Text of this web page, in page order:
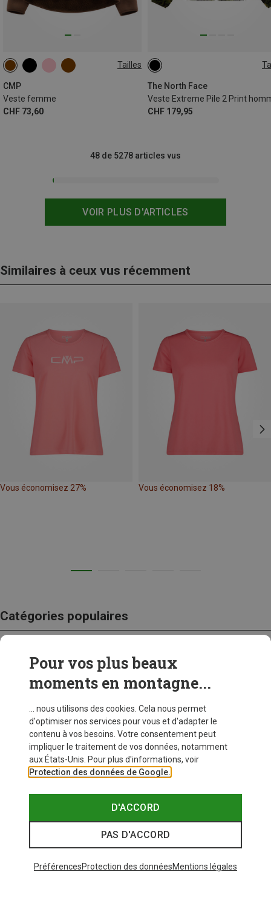
Tailles
CMP
Veste femme
CHF 73,60
XXS XS
XL
The North Face
Veste Extreme Pile 2 Print
CHF 179,95
S
VOIR PLUS D'ARTICLES
48 de 5278 articles vus
Similaires à ceux vus récemment
Vous économisez 27% Vous économisez 18%
Catégories populaires
CRAMPONS
Pour vos plus beaux
moments en montagne...
... nous utilisons des cookies. Cela nous permet
d'optimiser nos services pour vous et d'adapter le
contenu à vos besoins. Votre consentement peut
impliquer le traitement de vos données, notamment
aux États-Unis. Pour plus d'informations, voir
Protection des données de Google.
D'ACCORD
PAS D'ACCORD
PréférencesProtection des donnéesMentions légales